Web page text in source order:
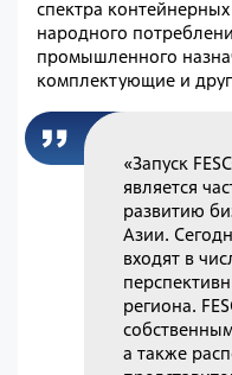
спектра
народного
промышленного
комплектующие и
«Запуск
является
развитию
Азии.
входят в
региона.
а также